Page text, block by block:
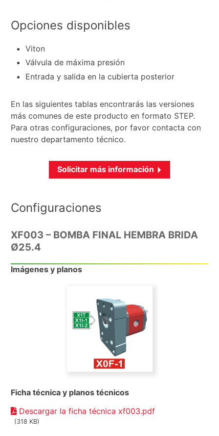
Opciones disponibles
Viton
Válvula de máxima presión
Entrada y salida en la cubierta posterior
En las siguientes tablas encontrarás las versiones
más comunes de este producto en formato STEP.
Para otras configuraciones, por favor contacta con
nuestro departamento técnico.
Solicitar más información
Configuraciones
XF003 – BOMBA FINAL HEMBRA BRIDA
Ø25.4
Imágenes y planos
Ficha técnica y planos técnicos
Descargar la ficha técnica xf003.pdf
(318 KB)